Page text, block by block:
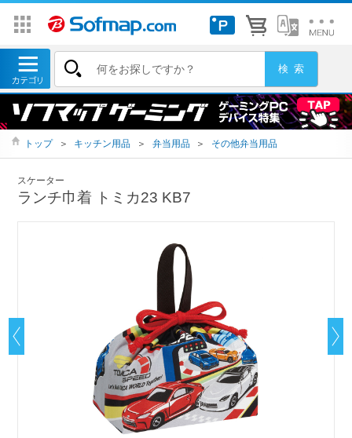
トップ ＞ キッチン用品 ＞ 弁当用品 ＞ その他弁当用品
スケーター
ランチ巾着 トミカ23 KB7